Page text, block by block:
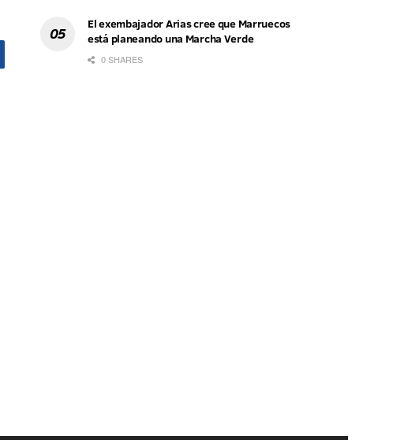
El exembajador Arias cree que Marruecos
está planeando una Marcha Verde
0 SHARES